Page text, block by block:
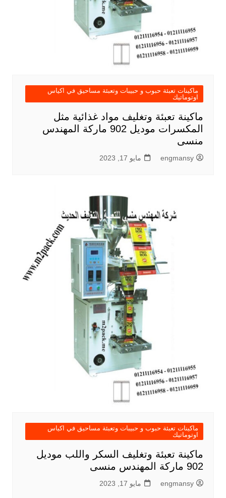
ماكينات تعبئة حبوب و حبيبات وتعبئة مساحيق في اكياس
اوتوماتيك
ماكينة تعبئة وتغليف مواد غذائية مثل
المكسرات موديل 902 ماركة المهندس
منسى
engmansy مايو 17, 2023
ماكينات تعبئة حبوب و حبيبات وتعبئة مساحيق في اكياس
اوتوماتيك
ماكينة تعبئة وتغليف السكر واللب موديل
902 ماركة المهندس منسى
engmansy مايو 17, 2023